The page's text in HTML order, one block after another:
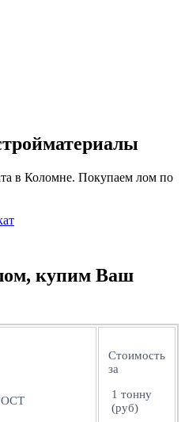
в Коломне. Покупаем лом по
купим Ваш
Стоимость
за
1 тонну
(руб)